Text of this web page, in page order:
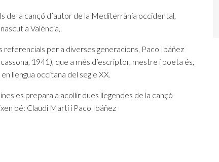
de la cançó d’autor de la Mediterrània occidental,
a València,.
per a diverses generacions, Paco Ibáñez
1941), que a més d’escriptor, mestre i poeta és,
llengua occitana del segle XX.
es prepara a acollir dues llegendes de la cançó
bé: Claudi Martí i Paco Ibáñez